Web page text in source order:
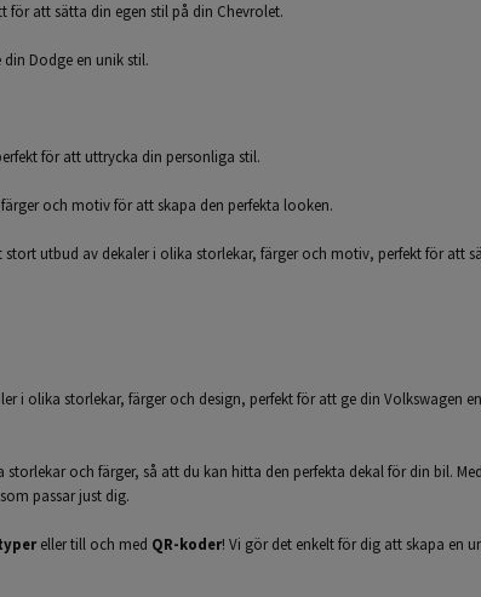
för att sätta din egen stil på din Chevrolet.
Dodge en unik stil.
för att uttrycka din personliga stil.
och motiv för att skapa den perfekta looken.
utbud av dekaler i olika storlekar, färger och motiv, perfekt för att
i olika storlekar, färger och design, perfekt för att ge din Volkswagen
och färger, så att du kan hitta den perfekta dekal för din bil.
passar just dig.
eller till och med QR-koder! Vi gör det enkelt för dig att skapa en